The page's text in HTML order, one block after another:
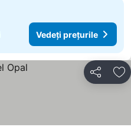
Vedeți prețurile
Distribuiți